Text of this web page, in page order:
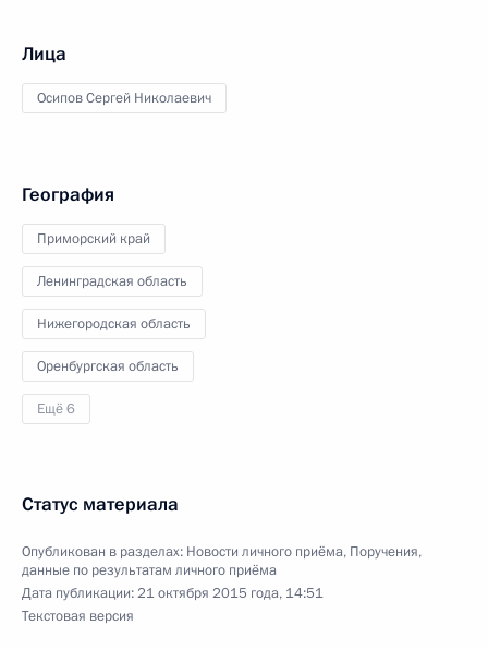
Лица
Осипов Сергей Николаевич
География
Приморский край
Ленинградская область
Нижегородская область
Оренбургская область
Ещё 6
Статус материала
Опубликован в разделах: Новости личного приёма, Поручения,
данные по результатам личного приёма
Дата публикации:21 октября 2015 года, 14:51
Текстовая версия